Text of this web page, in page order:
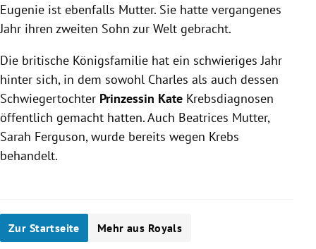
Eugenie ist ebenfalls Mutter. Sie hatte vergangenes
Jahr ihren zweiten Sohn zur Welt gebracht.
Die britische Königsfamilie hat ein schwieriges Jahr
hinter sich, in dem sowohl Charles als auch dessen
Schwiegertochter Prinzessin Kate Krebsdiagnosen
öffentlich gemacht hatten. Auch Beatrices Mutter,
Sarah Ferguson, wurde bereits wegen Krebs
behandelt.
Zur Startseite Mehr aus Royals